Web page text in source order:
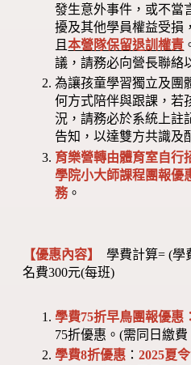
發生意外事件，或不當
擾及其他學員權益受損
且本營隊保留退訓權責
議，請務必向營長聯絡
為讓孩童學習獨立及團
何方式陪伴與跟課，若
況，請務必於系統上註
告知，以達雙方共識及
育樂營轉由體育室自行
學院小大師課程團報優
務。
【優惠內容】
學費計算= (學
名費300元(每班)
學費75折早鳥團報優惠
75折優惠。(需同日繳費
學費8折優惠 ：2025夏